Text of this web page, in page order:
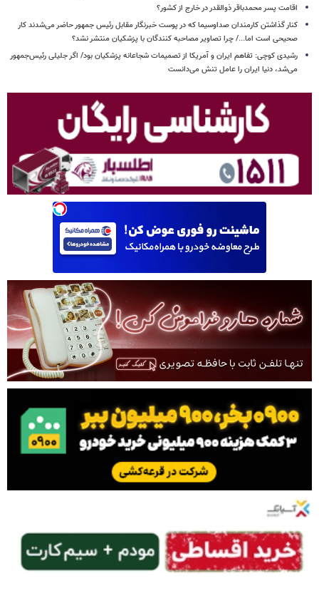
اقامت پسر محمدباقر ذوالقدر در خارج از کشور؟
کنار گذاشتن کارمندان صداوسیما که در پوست خبرنگار مقابل رئیس جمهور حاضر می‌شدند کار
صحیحی است اما.../ چرا تصاویر مصاحبه کنندگان با پزشکیان منتشر نشد؟
رشیدی کوچی: تفاهم ایران و آمریکا از تصمیمات شجاعانه پزشکیان بود/ اگر جلیلی رئیس‌جمهور
می‌شد، دنیا ایران را عامل تنش می‌دانست